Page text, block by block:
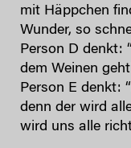
mit Häppchen
Wunder, so
Person D denkt:
dem Weinen
Person E denkt:
denn der wird
wird uns alle